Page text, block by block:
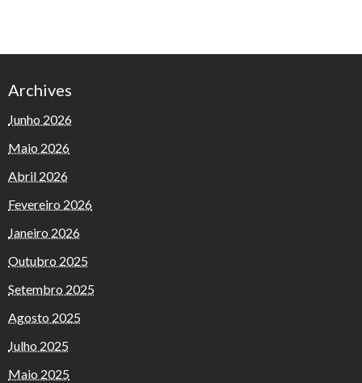
Archives
Junho 2026
Maio 2026
Abril 2026
Fevereiro 2026
Janeiro 2026
Outubro 2025
Setembro 2025
Agosto 2025
Julho 2025
Maio 2025